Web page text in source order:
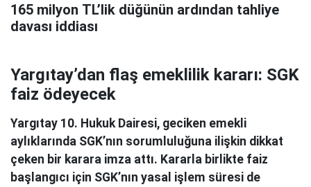
165 milyon TL’lik düğünün ardından tahliye
davası iddiası
Yargıtay’dan flaş emeklilik kararı: SGK
faiz ödeyecek
Yargıtay 10. Hukuk Dairesi, geciken emekli
aylıklarında SGK’nın sorumluluğuna ilişkin dikkat
çeken bir karara imza attı. Kararla birlikte faiz
başlangıcı için SGK’nın yasal işlem süresi de